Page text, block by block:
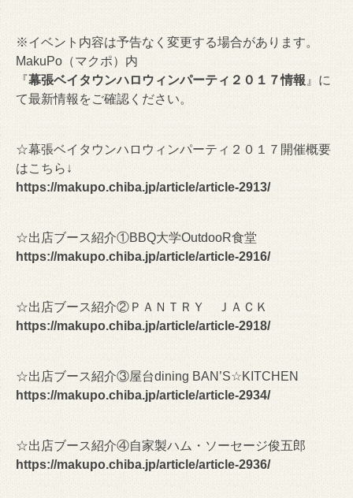
※イベント内容は予告なく変更する場合があります。
MakuPo（マクポ）内
『幕張ベイタウンハロウィンパーティ２０１７情報 』に
て最新情報をご確認ください。
☆幕張ベイタウンハロウィンパーティ２０１７開催概要
はこちら↓
https://makupo.chiba.jp/article/article-2913/
☆出店ブース紹介①BBQ大学OutdooR食堂
https://makupo.chiba.jp/article/article-2916/
☆出店ブース紹介②ＰＡＮＴＲＹ ＪＡＣＫ
https://makupo.chiba.jp/article/article-2918/
☆出店ブース紹介③屋台dining BAN’S☆KITCHEN
https://makupo.chiba.jp/article/article-2934/
☆出店ブース紹介④自家製ハム・ソーセージ俊五郎
https://makupo.chiba.jp/article/article-2936/